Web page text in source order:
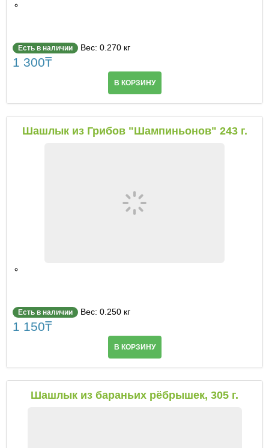
Есть в наличии Вес: 0.270 кг
1 300₸
В КОРЗИНУ
Шашлык из Грибов "Шампиньонов" 243 г.
Есть в наличии Вес: 0.250 кг
1 150₸
В КОРЗИНУ
Шашлык из бараньих рёбрышек, 305 г.